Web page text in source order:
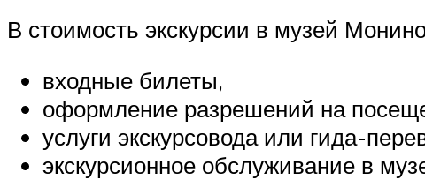
В стоимость экскурсии в музей
входные билеты,
оформление разрешений на
услуги экскурсовода или гида-
экскурсионное обслуживание в